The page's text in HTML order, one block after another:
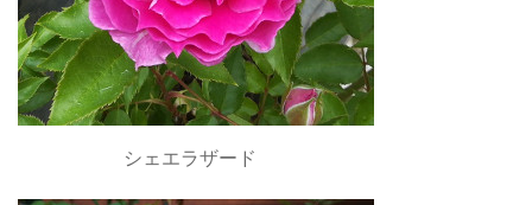
シェエラザード